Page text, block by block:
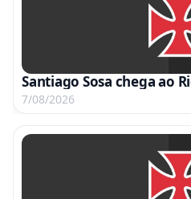
Santiago Sosa chega ao
7/08/2026